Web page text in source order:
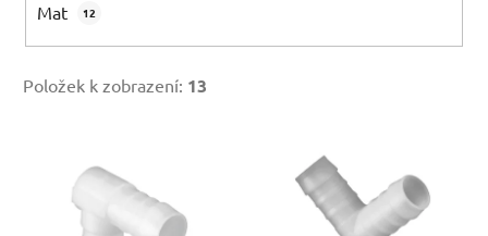
Mat 12
Položek k zobrazení: 13